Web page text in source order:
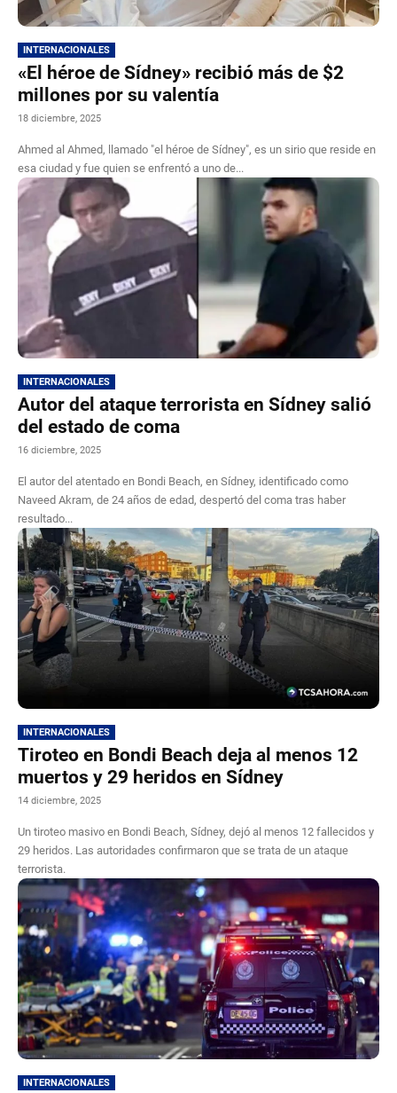
INTERNACIONALES
«El héroe de Sídney» recibió más de $2
millones por su valentía
18 diciembre, 2025
Ahmed al Ahmed, llamado "el héroe de Sídney", es un sirio que reside en
esa ciudad y fue quien se enfrentó a uno de...
INTERNACIONALES
Autor del ataque terrorista en Sídney salió
del estado de coma
16 diciembre, 2025
El autor del atentado en Bondi Beach, en Sídney, identificado como
Naveed Akram, de 24 años de edad, despertó del coma tras haber
resultado...
INTERNACIONALES
Tiroteo en Bondi Beach deja al menos 12
muertos y 29 heridos en Sídney
14 diciembre, 2025
Un tiroteo masivo en Bondi Beach, Sídney, dejó al menos 12 fallecidos y
29 heridos. Las autoridades confirmaron que se trata de un ataque
terrorista.
INTERNACIONALES